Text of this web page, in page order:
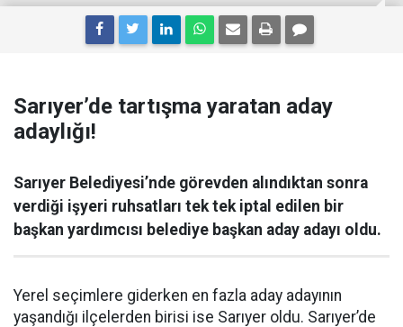
Sarıyer’de tartışma yaratan aday
adaylığı!
Sarıyer Belediyesi’nde görevden alındıktan sonra
verdiği işyeri ruhsatları tek tek iptal edilen bir
başkan yardımcısı belediye başkan aday adayı oldu.
Yerel seçimlere giderken en fazla aday adayının
yaşandığı ilçelerden birisi ise Sarıyer oldu. Sarıyer’de